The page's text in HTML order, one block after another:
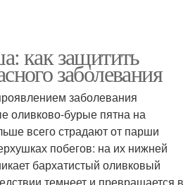
как защитить
заболевания
заболевания
оливково-бурые пятна на
всего страдают от парши
побегов: на их нижней
бархатистый оливковый